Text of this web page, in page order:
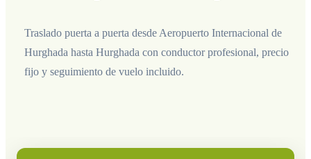
Traslado puerta a puerta desde Aeropuerto Internacional de
Hurghada hasta Hurghada con conductor profesional, precio
fijo y seguimiento de vuelo incluido.